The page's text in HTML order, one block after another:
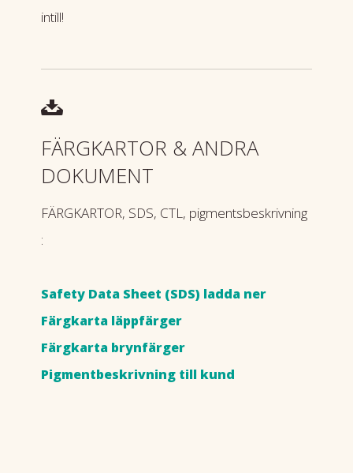
intill!
FÄRGKARTOR & ANDRA
DOKUMENT
FÄRGKARTOR, SDS, CTL, pigmentsbeskrivning
:
Safety Data Sheet (SDS) ladda ner
Färgkarta läppfärger
Färgkarta brynfärger
Pigmentbeskrivning till kund